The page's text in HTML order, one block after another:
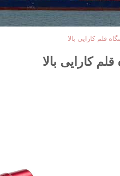
قلم کارایی بالا
کارایی بالا